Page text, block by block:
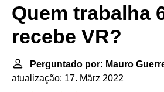
Quem trabalha
recebe VR?
Perguntado por: Mauro
atualização: 17. März 2022